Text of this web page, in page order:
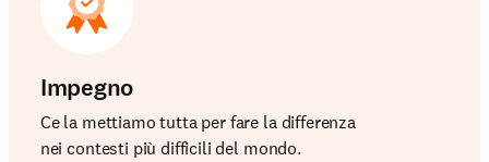
Impegno
Ce la mettiamo tutta per fare la differenza
nei contesti più difficili del mondo.